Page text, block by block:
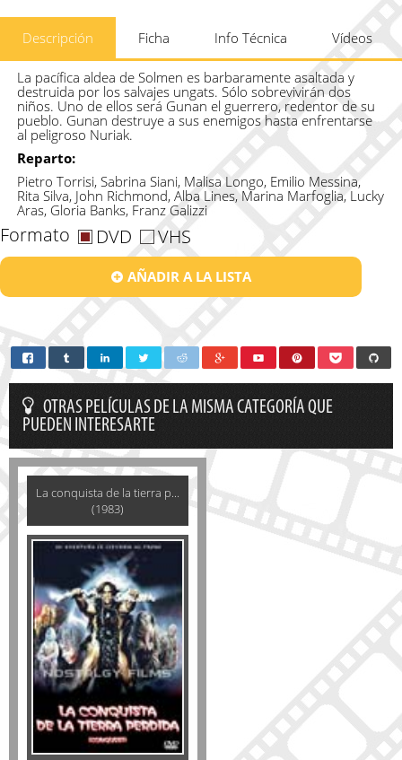
Descripción Ficha Info Técnica Vídeos
La pacífica aldea de Solmen es barbaramente asaltada y
destruida por los salvajes ungats. Sólo sobrevivirán dos
niños. Uno de ellos será Gunan el guerrero, redentor de su
pueblo. Gunan destruye a sus enemigos hasta enfrentarse
al peligroso Nuriak.
Reparto:
Pietro Torrisi, Sabrina Siani, Malisa Longo, Emilio Messina,
Rita Silva, John Richmond, Alba Lines, Marina Marfoglia, Lucky
Aras, Gloria Banks, Franz Galizzi
Formato DVD VHS
AÑADIR A LA LISTA
OTRAS PELÍCULAS DE LA MISMA CATEGORÍA QUE
PUEDEN INTERESARTE
La conquista de la tierra p...
(1983)